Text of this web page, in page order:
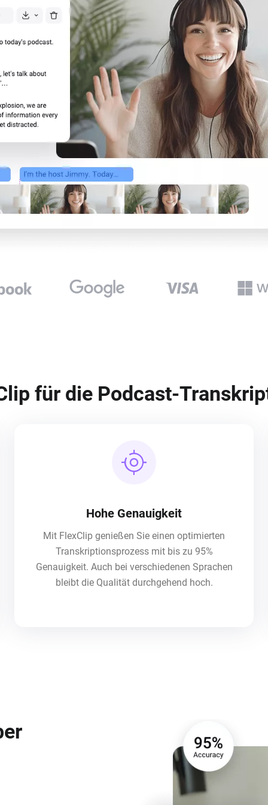
für die Podcast-
Hohe Genauigkeit
Mit FlexClip genießen Sie einen optimierten
Transkriptionsprozess mit bis zu 95%
Genauigkeit. Auch bei verschiedenen Sprachen
bleibt die Qualität durchgehend hoch.